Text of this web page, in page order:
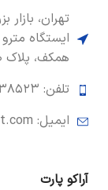
تهران، بازار
ایستگاه
همکف، پلاک ۳۰
تلفن: ۳۳۹۳۸۵۲۳ -
ایمیل: support@arakopart.com
آراکو پارت